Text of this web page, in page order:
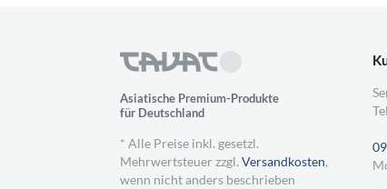
Asiatische Premium-Produkte
für Deutschland
* Alle Preise inkl. gesetzl.
Mehrwertsteuer zzgl. Versandkosten,
wenn nicht anders beschrieben